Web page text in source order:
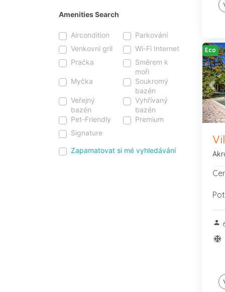
Amenities Search
Aircondition
Parkování
Venkovní gril
Wi-Fi Internet
Pračka
Směrem k
moři
Myčka
Soukromý
bazén
Veřejný
bazén
Vyhřívaný
bazén
Pet-Friendly
Premium
Signature
Zapamatovat si mé vyhledávání
Eco
person